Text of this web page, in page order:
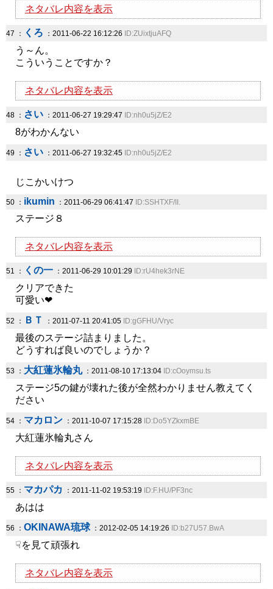
ネタバレ内容を表示
47 ： くろ ：2011-06-22 16:12:26 ID:ZUixtjuAFQ
う～ん。
こういうことですか？
ネタバレ内容を表示
48 ： さい ：2011-06-27 19:29:47 ID:nh0u5jZ/E2
8がわかんない
49 ： さい ：2011-06-27 19:32:45 ID:nh0u5jZ/E2
じこかいけつ
50 ： ikumin ：2011-06-29 06:41:47 ID:SSHTXF/II.
ステージ８
ネタバレ内容を表示
51 ： くの一 ：2011-06-29 10:01:29 ID:rU4hek3rNE
クリアできた
可愛い❤
52 ： ＢＴ ：2011-07-11 20:41:05 ID:gGFHU/Vryc
最後のステージ詰まりました。
どうすれば良いのでしょうか？
53 ： 大紅蓮氷輪丸：2011-08-10 17:13:04 ID:cOoymsu.ts
ステージ5の鍵が壊れた後が全然わかりません教えてく
ださい
54 ： マカロン ：2011-10-07 17:15:28 ID:Do5YZkxmBE
大紅蓮氷輪丸さん
ネタバレ内容を表示
55 ： マカパカ ：2011-11-02 19:53:19 ID:F.HU/PF3nc
あはは
56 ： OKINAWA琉球：2012-02-05 14:19:26 ID:b27U57.BwA
☟を見て頑張れ
ネタバレ内容を表示